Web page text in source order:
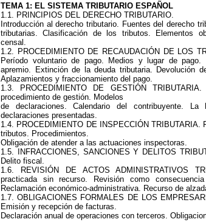
TEMA 1: EL SISTEMA TRIBUTARIO ESPAÑOL
1.1. PRINCIPIOS DEL DERECHO TRIBUTARIO.
Introducción al derecho tributario. Fuentes del derecho
tributarias. Clasificación de los tributos. Elementos
censal.
1.2. PROCEDIMIENTO DE RECAUDACIÓN DE LOS
Período voluntario de pago. Medios y lugar de
apremio. Extinción de la deuda tributaria. Devolución
Aplazamientos y fraccionamiento del pago.
1.3. PROCEDIMIENTO DE GESTIÓN
procedimiento de gestión. Modelos
de declaraciones. Calendario del contribuyente.
declaraciones presentadas.
1.4. PROCEDIMIENTO DE INSPECCIÓN
tributos. Procedimientos.
Obligación de atender a las actuaciones inspectoras.
1.5. INFRACCIONES, SANCIONES Y DELITOS
Delito fiscal.
1.6. REVISIÓN DE ACTOS ADMINISTRATIVOS
practicada sin recurso. Revisión como
Reclamación económico-administrativa. Recurso de
1.7. OBLIGACIONES FORMALES DE LOS
Emisión y recepción de facturas.
Declaración anual de operaciones con terceros.